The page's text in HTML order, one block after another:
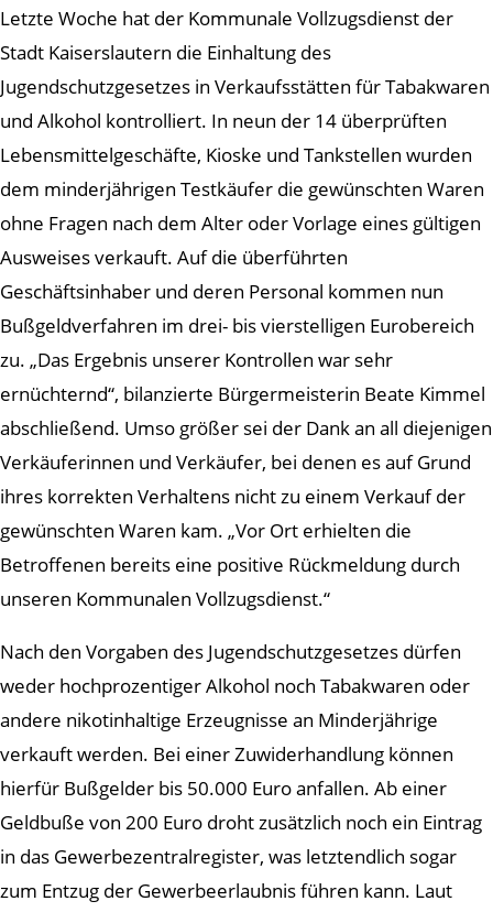
Letzte Woche hat der Kommunale Vollzugsdienst der
Stadt Kaiserslautern die Einhaltung des
Jugendschutzgesetzes in Verkaufsstätten für Tabakwaren
und Alkohol kontrolliert. In neun der 14 überprüften
Lebensmittelgeschäfte, Kioske und Tankstellen wurden
dem minderjährigen Testkäufer die gewünschten Waren
ohne Fragen nach dem Alter oder Vorlage eines gültigen
Ausweises verkauft. Auf die überführten
Geschäftsinhaber und deren Personal kommen nun
Bußgeldverfahren im drei- bis vierstelligen Eurobereich
zu. „Das Ergebnis unserer Kontrollen war sehr
ernüchternd“, bilanzierte Bürgermeisterin Beate Kimmel
abschließend. Umso größer sei der Dank an all diejenigen
Verkäuferinnen und Verkäufer, bei denen es auf Grund
ihres korrekten Verhaltens nicht zu einem Verkauf der
gewünschten Waren kam. „Vor Ort erhielten die
Betroffenen bereits eine positive Rückmeldung durch
unseren Kommunalen Vollzugsdienst.“
Nach den Vorgaben des Jugendschutzgesetzes dürfen
weder hochprozentiger Alkohol noch Tabakwaren oder
andere nikotinhaltige Erzeugnisse an Minderjährige
verkauft werden. Bei einer Zuwiderhandlung können
hierfür Bußgelder bis 50.000 Euro anfallen. Ab einer
Geldbuße von 200 Euro droht zusätzlich noch ein Eintrag
in das Gewerbezentralregister, was letztendlich sogar
zum Entzug der Gewerbeerlaubnis führen kann. Laut